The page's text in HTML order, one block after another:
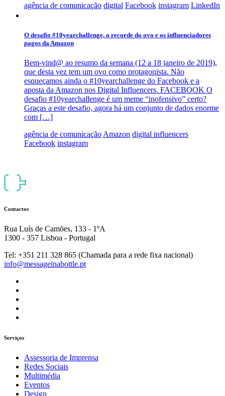
agência de comunicação digital Facebook instagram LinkedIn
O desafio #‎10yearchallenge, o recorde do ovo e os influenciadores
pagos da Amazon
Bem-vind@ ao resumo da semana (12 a 18 janeiro de 2019),
que desta vez tem um ovo como protagonista. Não
esqueçamos ainda o #10yearchallenge do Facebook e a
aposta da Amazon nos Digital Influencers. FACEBOOK O
desafio ‪#‎10yearchallenge‬ é um meme “inofensivo” certo?
Graças a este desafio, agora há um conjunto de dados enorme
com […]
agência de comunicação Amazon digital influencers
Facebook instagram
Contactos
Rua Luís de Camões, 133 - 1ºA
1300 - 357 Lisboa - Portugal
Tel: +351 211 328 865 (Chamada para a rede fixa nacional)
info@messageinabottle.pt
Serviços
Assessoria de Imprensa
Redes Sociais
Multimédia
Eventos
Design